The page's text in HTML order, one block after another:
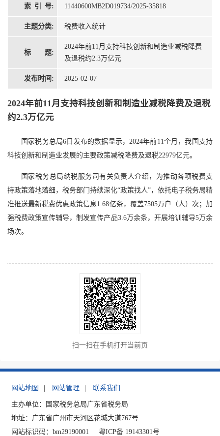
索 引 号: 11440600MB2D019734/2025-35818
主题分类: 税费收入统计
标 题:
2024年前11月支持科技创新和制造业减税降费
及退税约2.3万亿元
发布时间: 2025-02-07
2024年前11月支持科技创新和制造业减税降费及退税
约2.3万亿元
国家税务总局6日发布的数据显示，2024年前11个月，我国支持
科技创新和制造业发展的主要政策减税降费及退税22979亿元。
国家税务总局纳税服务司有关负责人介绍，为推动各项税费支
持政策落地落细，税务部门持续深化“政策找人”，依托电子税务局精
准推送最新税费优惠政策信息1.68亿条，覆盖7505万户（人）次；加
强税费政策宣传辅导，制发宣传产品3.6万余条，开展培训辅导5万余
场次。
扫一扫在手机打开当前页
网站地图 网站管理 联系我们
主办单位：国家税务总局广东省税务局
地址：广东省广州市天河区花城大道767号
网站标识码：bm29190001
粤ICP备 19143301号